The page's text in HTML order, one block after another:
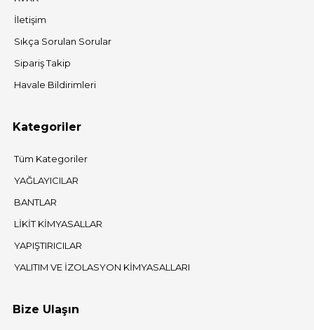
İletişim
Sıkça Sorulan Sorular
Sipariş Takip
Havale Bildirimleri
Kategoriler
Tüm Kategoriler
YAĞLAYICILAR
BANTLAR
LİKİT KİMYASALLAR
YAPIŞTIRICILAR
YALITIM VE İZOLASYON KİMYASALLARI
Bize Ulaşın